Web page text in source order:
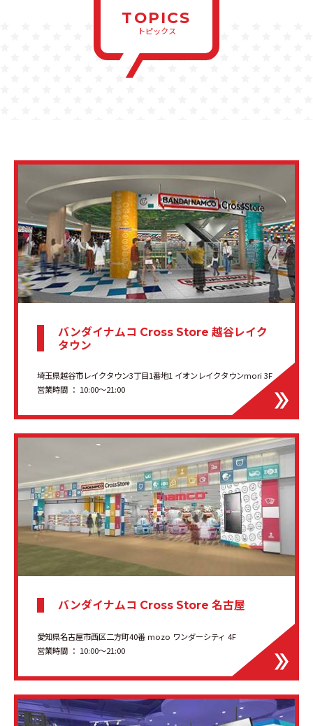
TOPICS
トピックス
バンダイナムコ Cross Store 越谷レイク
タウン
埼玉県越谷市レイクタウン3丁目1番地1 イオンレイクタウンmori 3F
営業時間 ： 10:00〜21:00
バンダイナムコ Cross Store 名古屋
愛知県名古屋市西区二方町40番 mozo ワンダーシティ 4F
営業時間 ： 10:00～21:00